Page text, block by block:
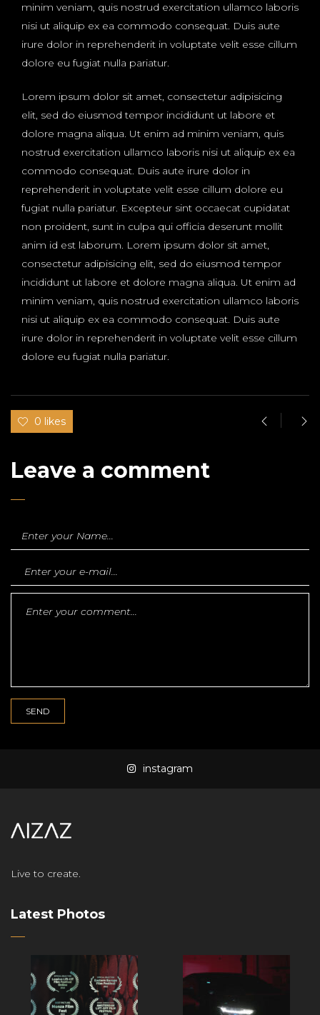
minim veniam, quis nostrud exercitation ullamco laboris
nisi ut aliquip ex ea commodo consequat. Duis aute
irure dolor in reprehenderit in voluptate velit esse cillum
dolore eu fugiat nulla pariatur.
Lorem ipsum dolor sit amet, consectetur adipisicing
elit, sed do eiusmod tempor incididunt ut labore et
dolore magna aliqua. Ut enim ad minim veniam, quis
nostrud exercitation ullamco laboris nisi ut aliquip ex ea
commodo consequat. Duis aute irure dolor in
reprehenderit in voluptate velit esse cillum dolore eu
fugiat nulla pariatur. Excepteur sint occaecat cupidatat
non proident, sunt in culpa qui officia deserunt mollit
anim id est laborum. Lorem ipsum dolor sit amet,
consectetur adipisicing elit, sed do eiusmod tempor
incididunt ut labore et dolore magna aliqua. Ut enim ad
minim veniam, quis nostrud exercitation ullamco laboris
nisi ut aliquip ex ea commodo consequat. Duis aute
irure dolor in reprehenderit in voluptate velit esse cillum
dolore eu fugiat nulla pariatur.
0 likes
Leave a comment
instagram
Live to create.
Latest Photos